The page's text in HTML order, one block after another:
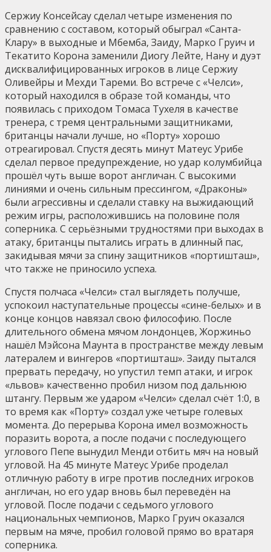
Сержиу Консейсау сделал четыре изменения по
сравнению с составом, который обыграл «Санта-
Клару» в выходные и Мбемба, Заиду, Марко Груич и
Текатито Корона заменили Диогу Лейте, Нану и дуэт
дисквалифицированных игроков в лице Сержиу
Оливейры и Мехди Тареми. Во встрече с «Челси»,
который находился в образе той команды, что
появилась с приходом Томаса Тухеля в качестве
тренера, с тремя центральными защитниками,
британцы начали лучше, но «Порту» хорошо
отреагировал. Спустя десять минут Матеус Урибе
сделал первое предупреждение, но удар колумбийца
прошёл чуть выше ворот англичан. С высокими
линиями и очень сильным прессингом, «Драконы»
были агрессивны и сделали ставку на выжидающий
режим игры, расположившись на половине поля
соперника. С серьёзными трудностями при выходах в
атаку, британцы пытались играть в длинный пас,
закидывая мячи за спину защитников «портишташ»,
что также не приносило успеха.
Спустя полчаса «Челси» стал выглядеть получше,
успокоил наступательные процессы «сине-белых» и в
конце концов навязал свою философию. После
длительного обмена мячом лондонцев, Жоржиньо
нашёл Мэйсона Маунта в пространстве между левым
латералем и вингеров «портишташ». Заиду пытался
прервать передачу, но упустил темп атаки, и игрок
«львов» качественно пробил низом под дальнюю
штангу. Первым же ударом «Челси» сделал счёт 1:0, в
то время как «Порту» создал уже четыре голевых
момента. До перерыва Корона имел возможность
поразить ворота, а после подачи с последующего
углового Пепе вынудил Менди отбить мяч на новый
угловой. На 45 минуте Матеус Урибе проделал
отличную работу в игре против последних игроков
англичан, но его удар вновь был переведён на
угловой. После подачи с седьмого углового
национальных чемпионов, Марко Груич оказался
первым на мяче, пробил головой прямо во вратаря
соперника.